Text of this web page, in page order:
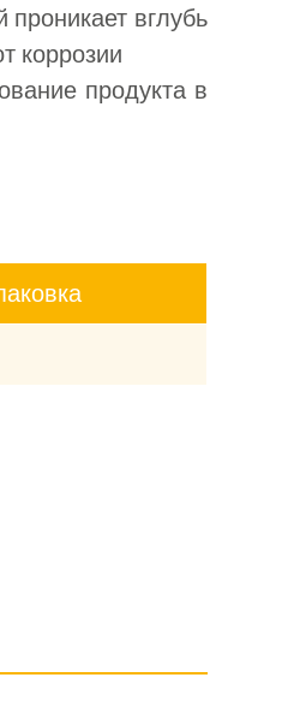
вглубь
коррозии
продукта в